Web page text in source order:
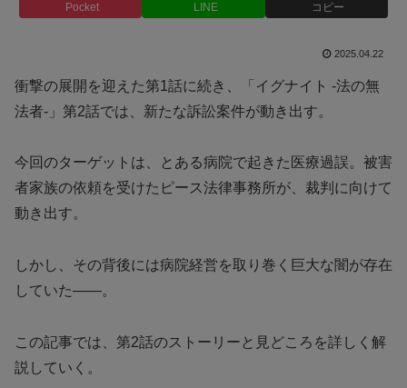
Pocket LINE コピー
2025.04.22
衝撃の展開を迎えた第1話に続き、「イグナイト -法の無
法者-」第2話では、新たな訴訟案件が動き出す。
今回のターゲットは、とある病院で起きた医療過誤。被害
者家族の依頼を受けたピース法律事務所が、裁判に向けて
動き出す。
しかし、その背後には病院経営を取り巻く巨大な闇が存在
していた——。
この記事では、第2話のストーリーと見どころを詳しく解
説していく。